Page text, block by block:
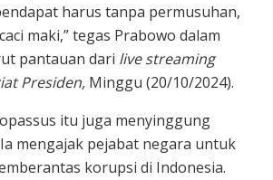
harus tanpa permusuhan,
maki,” tegas Prabowo dalam
pantauan dari live streaming
Presiden, Minggu (20/10/2024).
itu juga menyinggung
mengajak pejabat negara untuk
korupsi di Indonesia.